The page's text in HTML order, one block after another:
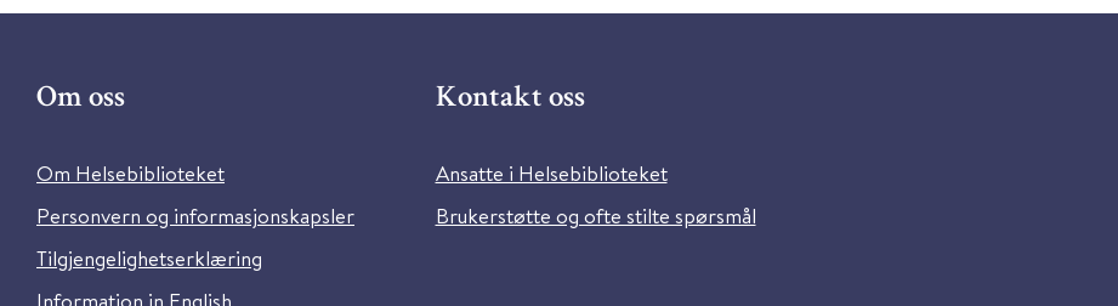
Om oss
Om Helsebiblioteket
Personvern og informasjonskapsler
Tilgjengelighetserklæring
Kontakt oss
Ansatte i Helsebiblioteket
Brukerstøtte og ofte stilte spørsmål